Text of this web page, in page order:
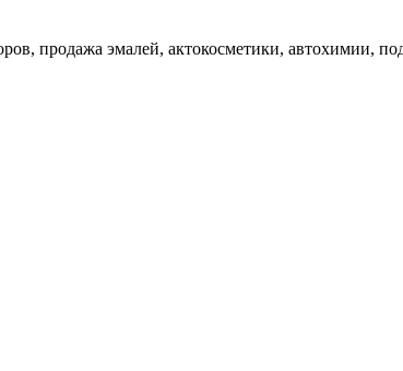
продажа эмалей, актокосметики, автохимии,